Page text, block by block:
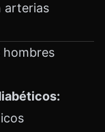
arterias
hombres